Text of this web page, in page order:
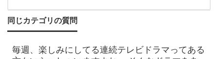
同じカテゴリの質問
毎週、楽しみにしてる連続テレビドラマってある